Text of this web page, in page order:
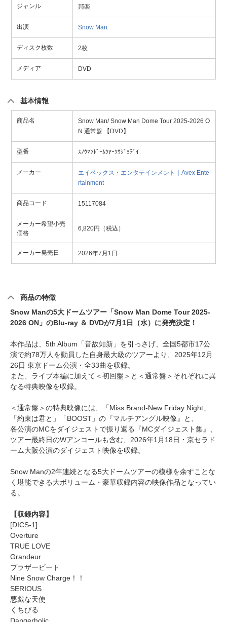
ジャンル 邦楽
出演 Snow Man
ディスク枚数 2枚
メディア DVD
基本情報
商品名
Snow Man/ Snow Man Dome Tour 2025-2026 O
N 通常盤 【DVD】
型番 ｽﾉｳﾏﾝﾄﾞｰﾑﾂｱｰﾂｳｼﾞﾖﾃﾞｲ
メーカー
エイベックス・エンタテインメント｜Avex Ente
rtainment
商品コード 15117084
メーカー希望小売
価格
6,820円（税込）
メーカー発売日 2026年7月1日
商品の特徴
Snow Manの5大ドームツアー「Snow Man Dome Tour 2025-
2026 ON」のBlu-ray ＆ DVDが7月1日（水）に発売決定！
本作品は、5th Album「音故知新」を引っさげ、全国5都市17公
演で約78万人を動員した自身最大級のツアーより、2025年12月
26日 東京ドーム公演・全33曲を収録。
また、ライブ本編に加えて＜初回盤＞と＜通常盤＞それぞれに異
なる特典映像を収録。
＜通常盤＞の特典映像には、「Miss Brand-New Friday Night」
「約束は君と」「BOOST」の『マルチアングル映像』と、
各公演のMCをダイジェストで振り返る『MCダイジェスト集』、
ツアー最終日のWアンコールも含む、2026年1月18日・京セラド
ーム大阪公演のダイジェスト映像を収録。
Snow Manの2年連続となる5大ドームツアーの模様を余すことな
く堪能できる大ボリューム・豪華収録内容の映像作品となってい
る。
【収録内容】
[DICS-1]
Overture
TRUE LOVE
Grandeur
ブラザービート
Nine Snow Charge！！
SERIOUS
悪戯な天使
くちびる